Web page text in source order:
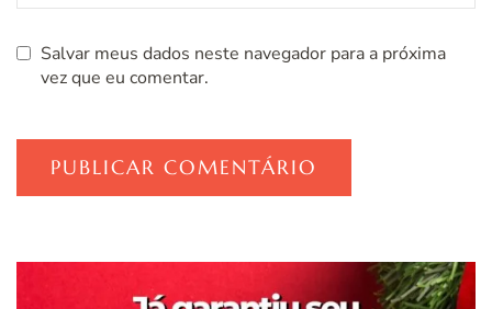
Salvar meus dados neste navegador para a próxima
vez que eu comentar.